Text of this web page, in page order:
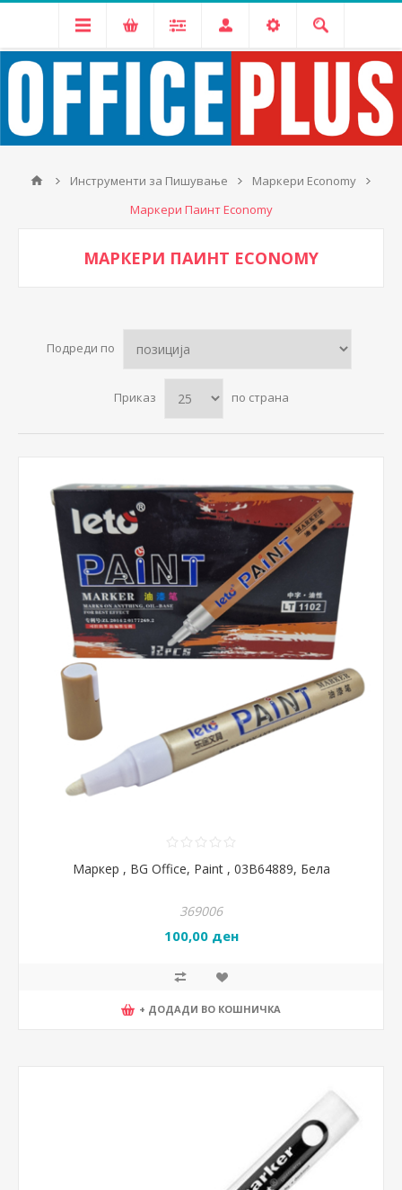
Инструменти за Пишување
Маркери Economy
Маркери Паинт Economy
МАРКЕРИ ПАИНТ ECONOMY
Подреди по
Приказ по страна
Маркер , BG Office, Paint , 03B64889, Бела
369006
100,00 ден
+ ДОДАДИ ВО КОШНИЧКА